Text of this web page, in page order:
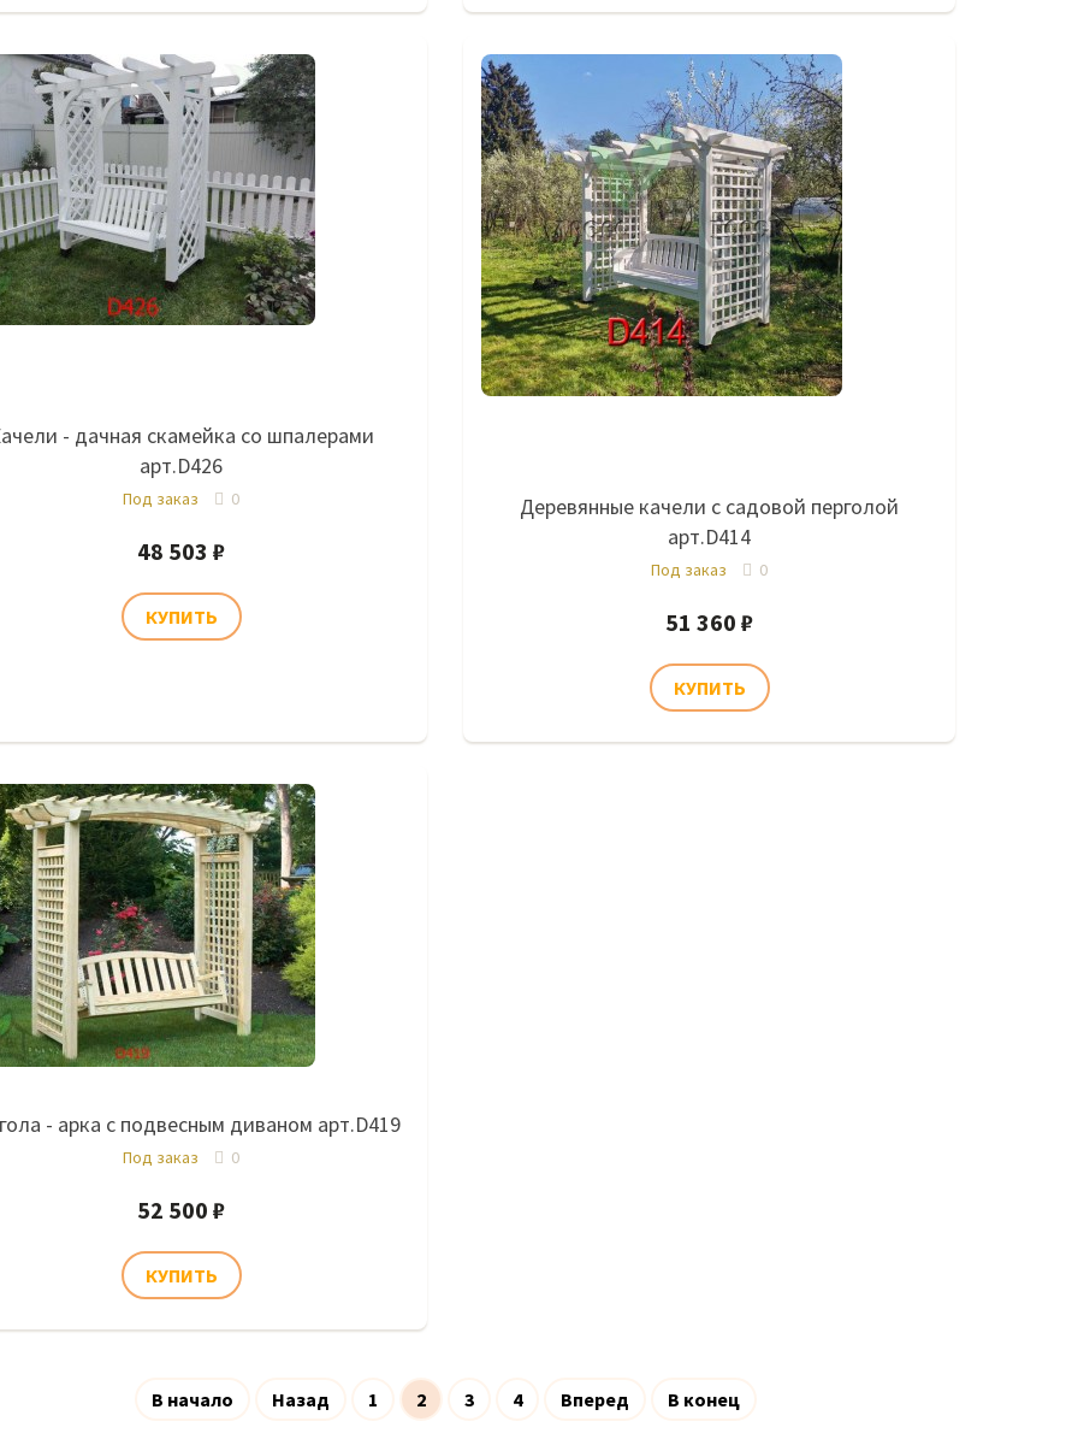
- дачная скамейка со шпалерами
арт.D426
Под заказ 0
48 503 ₽
Деревянные качели с садовой перголой
арт.D414
Под заказ 0
51 360 ₽
- арка с подвесным диваном арт.D419
Под заказ 0
52 500 ₽
В начало Назад 1 2 3 4 Вперед В конец